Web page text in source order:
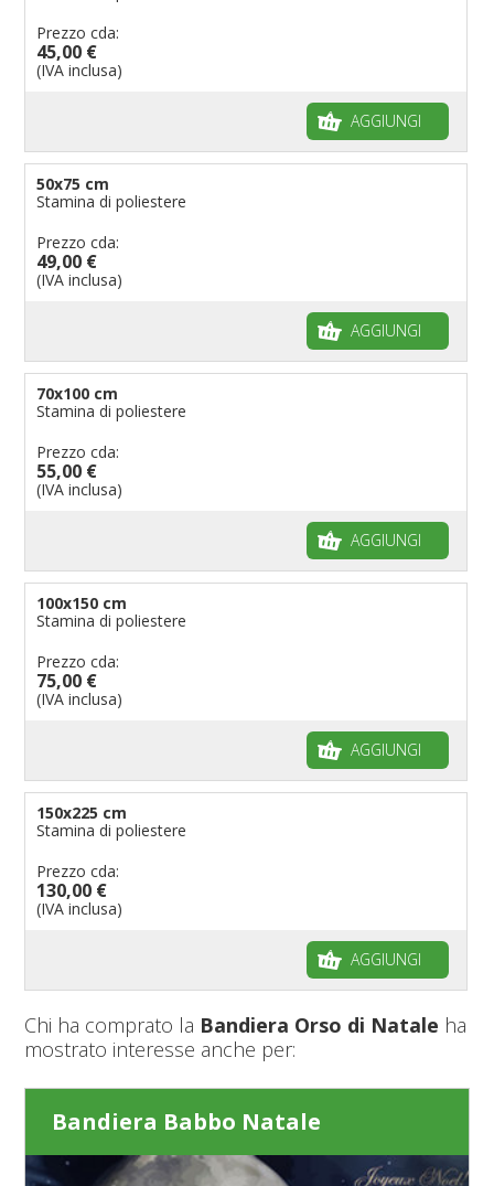
Prezzo cda:
45,00 €
(IVA inclusa)
AGGIUNGI
50x75 cm
Stamina di poliestere
Prezzo cda:
49,00 €
(IVA inclusa)
AGGIUNGI
70x100 cm
Stamina di poliestere
Prezzo cda:
55,00 €
(IVA inclusa)
AGGIUNGI
100x150 cm
Stamina di poliestere
Prezzo cda:
75,00 €
(IVA inclusa)
AGGIUNGI
150x225 cm
Stamina di poliestere
Prezzo cda:
130,00 €
(IVA inclusa)
AGGIUNGI
Chi ha comprato la Bandiera Orso di Natale ha
mostrato interesse anche per:
Bandiera Babbo Natale